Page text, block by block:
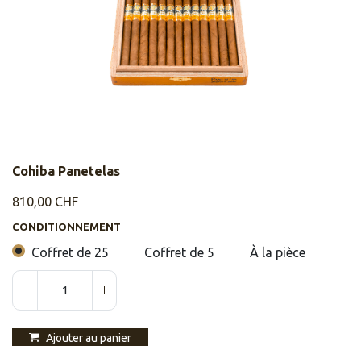
Cohiba Panetelas
810,00 CHF
CONDITIONNEMENT
Coffret de 25 Coffret de 5 À la pièce
Ajouter au panier